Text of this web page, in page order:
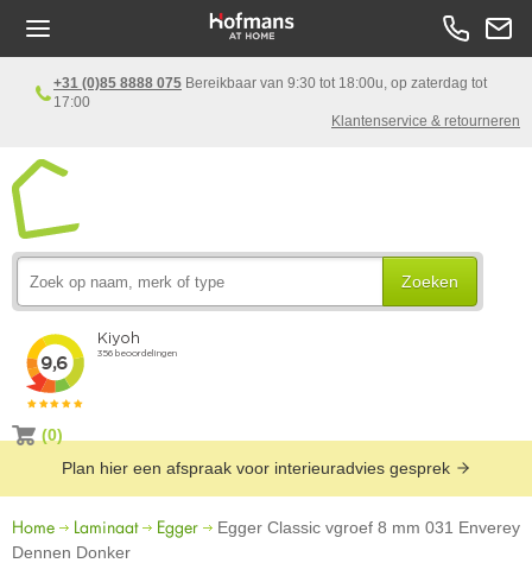
+31 (0)85 8888 075 Bereikbaar van 9:30 tot 18:00u, op zaterdag tot
17:00
Klantenservice & retourneren
Zoeken
(0)
Plan hier een afspraak voor interieuradvies gesprek
Home Laminaat Egger
Egger Classic vgroef 8 mm 031 Enverey
Dennen Donker